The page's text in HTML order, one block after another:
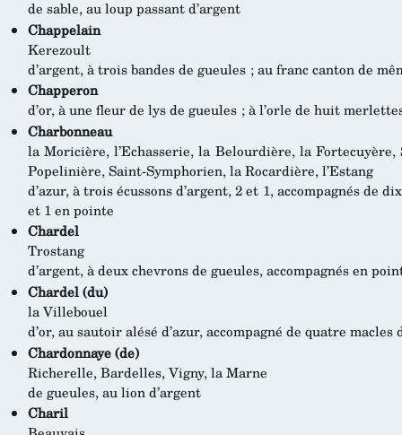
de sable, au loup passant d’argent
Chappelain
Kerezoult
d’argent, à trois bandes de gueules ; au franc canton de
Chapperon
d’or, à une fleur de lys de gueules ; à l’orle de huit
Charbonneau
la Moricière, l’Echasserie, la Belourdière, la
Popelinière, Saint-Symphorien, la Rocardière, l’Estang
d’azur, à trois écussons d’argent, 2 et 1, accompagnés de
et 1 en pointe
Chardel
Trostang
d’argent, à deux chevrons de gueules, accompagnés en
Chardel (du)
la Villebouel
d’or, au sautoir alésé d’azur, accompagné de quatre macles
Chardonnaye (de)
Richerelle, Bardelles, Vigny, la Marne
de gueules, au lion d’argent
Charil